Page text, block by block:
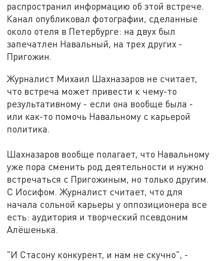
распространил информацию об этой встрече.
Канал опубликовал фотографии, сделанные
около отеля в Петербурге: на двух был
запечатлен Навальный, на трех других -
Пригожин.
Журналист Михаил Шахназаров не считает,
что встреча может привести к чему-то
результативному - если она вообще была -
или как-то помочь Навальному с карьерой
политика.
Шахназаров вообще полагает, что Навальному
уже пора сменить род деятельности и нужно
встречаться с Пригожиным, но только другим.
С Иосифом. Журналист считает, что для
начала сольной карьеры у оппозиционера все
есть: аудитория и творческий псевдоним
Алёшенька.
"И Стасону конкурент, и нам не скучно", -